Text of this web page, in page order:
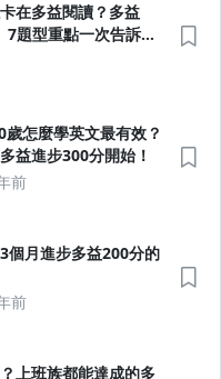
在多益閱讀？多益
7題型重點一次告訴
不慌不忙！
怎麼學英文最有效？
益進步300分開始！
前
個月進步多益200分的
前
上班族都能達成的多